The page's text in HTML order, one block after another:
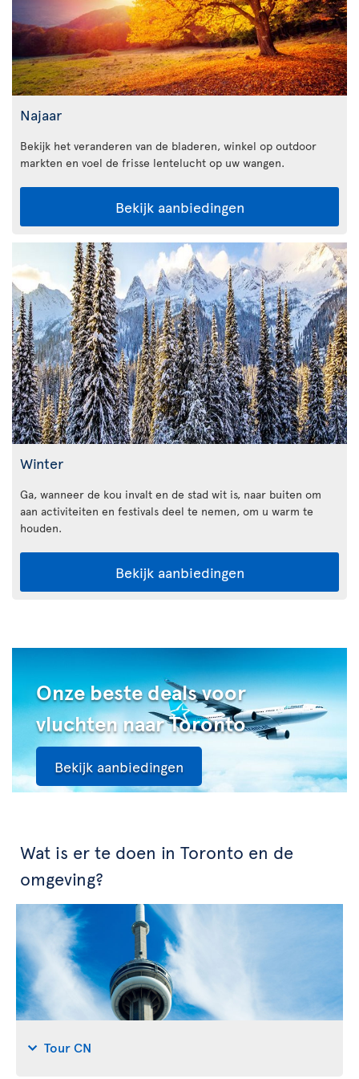
Najaar
Bekijk het veranderen van de bladeren, winkel op outdoor
markten en voel de frisse lentelucht op uw wangen.
Bekijk aanbiedingen
Winter
Ga, wanneer de kou invalt en de stad wit is, naar buiten om
aan activiteiten en festivals deel te nemen, om u warm te
houden.
Bekijk aanbiedingen
Onze beste deals voor
vluchten naar Toronto
Bekijk aanbiedingen
Wat is er te doen in Toronto en de
omgeving?
Tour CN